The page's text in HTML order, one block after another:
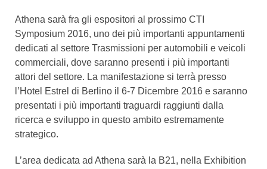
Athena sarà fra gli espositori al prossimo CTI
Symposium 2016, uno dei più importanti appuntamenti
dedicati al settore Trasmissioni per automobili e veicoli
commerciali, dove saranno presenti i più importanti
attori del settore. La manifestazione si terrà presso
l’Hotel Estrel di Berlino il 6-7 Dicembre 2016 e saranno
presentati i più importanti traguardi raggiunti dalla
ricerca e sviluppo in questo ambito estremamente
strategico.
L’area dedicata ad Athena sarà la B21, nella Exhibition